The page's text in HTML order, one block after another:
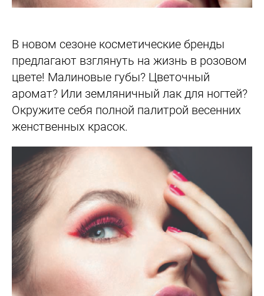
В новом сезоне косметические бренды
предлагают взглянуть на жизнь в розовом
цвете! Малиновые губы? Цветочный
аромат? Или земляничный лак для ногтей?
Окружите себя полной палитрой весенних
женственных красок.